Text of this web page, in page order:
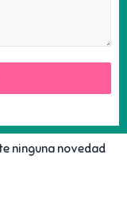
ninguna novedad